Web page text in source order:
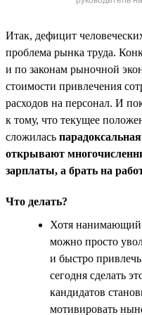
Итак, дефицит
проблема рынка труда.
и по законам рыночной
стоимости привлечения
расходов на персонал. И
к тому, что текущее
сложилась
открывают
зарплаты, а брать на
Что делать?
Хотя нанимающий
можно просто
и быстро
сегодня сделать
кандидатов
мотивировать